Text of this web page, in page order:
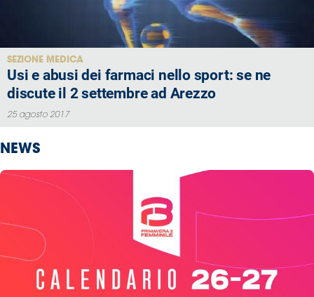
SEZIONE MEDICA
Usi e abusi dei farmaci nello sport: se ne
discute il 2 settembre ad Arezzo
25 agosto 2017
NEWS